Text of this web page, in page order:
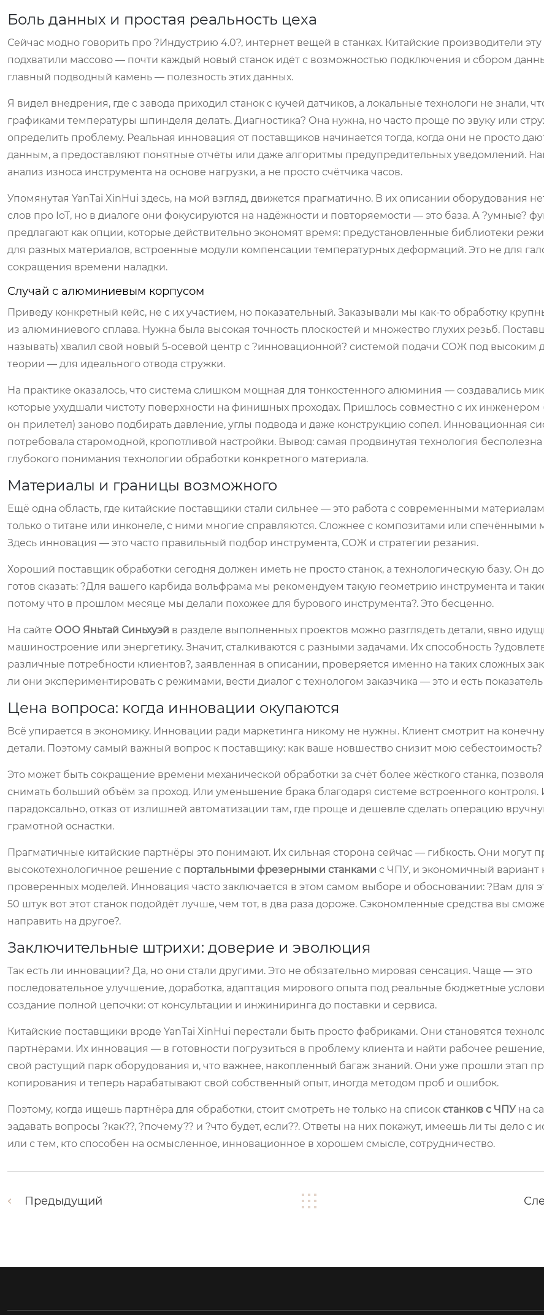
Боль данных и простая реальность цеха
Сейчас модно говорить про ?Индустрию 4.0?, интернет вещей в станках. Китайские производители эту
подхватили массово — почти каждый новый станок идёт с возможностью подключения и сбором
главный подводный камень — полезность этих данных.
Я видел внедрения, где с завода приходил станок с кучей датчиков, а локальные технологи не знали,
графиками температуры шпинделя делать. Диагностика? Она нужна, но часто проще по звуку или
определить проблему. Реальная инновация от поставщиков начинается тогда, когда они не просто
данным, а предоставляют понятные отчёты или даже алгоритмы предупредительных уведомлений.
анализ износа инструмента на основе нагрузки, а не просто счётчика часов.
Упомянутая YanTai XinHui здесь, на мой взгляд, движется прагматично. В их описании оборудования
слов про IoT, но в диалоге они фокусируются на надёжности и повторяемости — это база. А ?умные?
предлагают как опции, которые действительно экономят время: предустановленные библиотеки
для разных материалов, встроенные модули компенсации температурных деформаций. Это не для
сокращения времени наладки.
Случай с алюминиевым корпусом
Приведу конкретный кейс, не с их участием, но показательный. Заказывали мы как-то обработку
из алюминиевого сплава. Нужна была высокая точность плоскостей и множество глухих резьб.
называть) хвалил свой новый 5-осевой центр с ?инновационной? системой подачи СОЖ под высоким
теории — для идеального отвода стружки.
На практике оказалось, что система слишком мощная для тонкостенного алюминия — создавались
которые ухудшали чистоту поверхности на финишных проходах. Пришлось совместно с их инженером
он прилетел) заново подбирать давление, углы подвода и даже конструкцию сопел. Инновационная
потребовала старомодной, кропотливой настройки. Вывод: самая продвинутая технология бесполезна
глубокого понимания технологии обработки конкретного материала.
Материалы и границы возможного
Ещё одна область, где китайские поставщики стали сильнее — это работа с современными
только о титане или инконеле, с ними многие справляются. Сложнее с композитами или спечёнными
Здесь инновация — это часто правильный подбор инструмента, СОЖ и стратегии резания.
Хороший поставщик обработки сегодня должен иметь не просто станок, а технологическую базу. Он
готов сказать: ?Для вашего карбида вольфрама мы рекомендуем такую геометрию инструмента и
потому что в прошлом месяце мы делали похожее для бурового инструмента?. Это бесценно.
На сайте ООО Яньтай Синьхуэй в разделе выполненных проектов можно разглядеть детали, явно
машиностроение или энергетику. Значит, сталкиваются с разными задачами. Их способность
различные потребности клиентов?, заявленная в описании, проверяется именно на таких сложных
ли они экспериментировать с режимами, вести диалог с технологом заказчика — это и есть показатель
Цена вопроса: когда инновации окупаются
Всё упирается в экономику. Инновации ради маркетинга никому не нужны. Клиент смотрит на
детали. Поэтому самый важный вопрос к поставщику: как ваше новшество снизит мою себестоимость?
Это может быть сокращение времени механической обработки за счёт более жёсткого станка,
снимать больший объём за проход. Или уменьшение брака благодаря системе встроенного контроля.
парадоксально, отказ от излишней автоматизации там, где проще и дешевле сделать операцию
грамотной оснастки.
Прагматичные китайские партнёры это понимают. Их сильная сторона сейчас — гибкость. Они могут
высокотехнологичное решение с портальными фрезерными станками с ЧПУ, и экономичный вариант
проверенных моделей. Инновация часто заключается в этом самом выборе и обосновании: ?Вам для
50 штук вот этот станок подойдёт лучше, чем тот, в два раза дороже. Сэкономленные средства вы
направить на другое?.
Заключительные штрихи: доверие и эволюция
Так есть ли инновации? Да, но они стали другими. Это не обязательно мировая сенсация. Чаще — это
последовательное улучшение, доработка, адаптация мирового опыта под реальные бюджетные
создание полной цепочки: от консультации и инжиниринга до поставки и сервиса.
Китайские поставщики вроде YanTai XinHui перестали быть просто фабриками. Они становятся
партнёрами. Их инновация — в готовности погрузиться в проблему клиента и найти рабочее
свой растущий парк оборудования и, что важнее, накопленный багаж знаний. Они уже прошли этап
копирования и теперь нарабатывают свой собственный опыт, иногда методом проб и ошибок.
Поэтому, когда ищешь партнёра для обработки, стоит смотреть не только на список станков с ЧПУна
задавать вопросы ?как??, ?почему?? и ?что будет, если??. Ответы на них покажут, имеешь ли ты дело с
или с тем, кто способен на осмысленное, инновационное в хорошем смысле, сотрудничество.
Предыдущий